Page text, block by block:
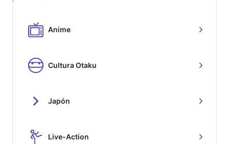
Anime
Cultura Otaku
Japón
Live-Action